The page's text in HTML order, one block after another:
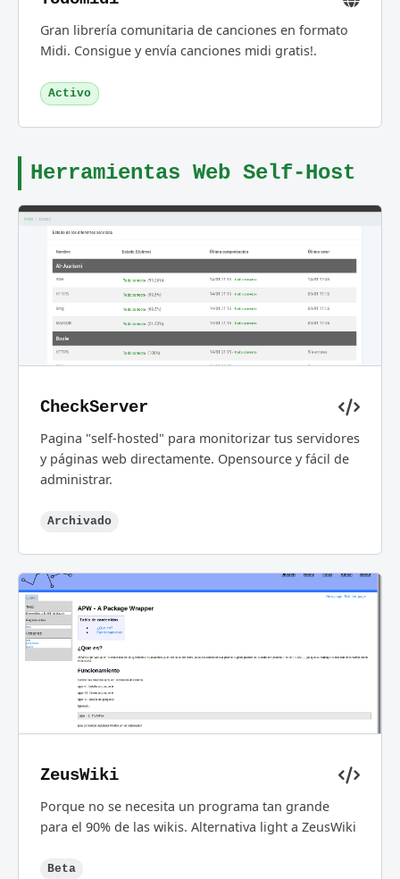
Gran librería comunitaria de canciones en formato
Midi. Consigue y envía canciones midi gratis!.
Activo
Herramientas Web Self-Host
CheckServer
Pagina "self-hosted" para monitorizar tus servidores
y páginas web directamente. Opensource y fácil de
administrar.
Archivado
ZeusWiki
Porque no se necesita un programa tan grande
para el 90% de las wikis. Alternativa light a ZeusWiki
Beta